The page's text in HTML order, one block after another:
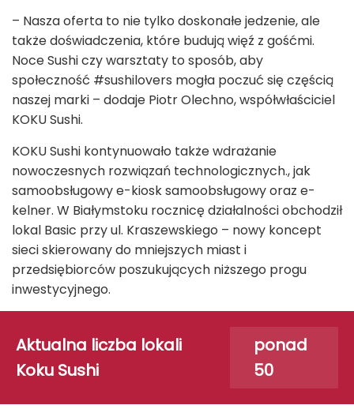
– Nasza oferta to nie tylko doskonałe jedzenie, ale
także doświadczenia, które budują więź z gośćmi.
Noce Sushi czy warsztaty to sposób, aby
społeczność #sushilovers mogła poczuć się częścią
naszej marki – dodaje Piotr Olechno, współwłaściciel
KOKU Sushi.
KOKU Sushi kontynuowało także wdrażanie
nowoczesnych rozwiązań technologicznych., jak
samoobsługowy e-kiosk samoobsługowy oraz e-
kelner. W Białymstoku rocznicę działalności obchodził
lokal Basic przy ul. Kraszewskiego – nowy koncept
sieci skierowany do mniejszych miast i
przedsiębiorców poszukujących niższego progu
inwestycyjnego.
Aktualna liczba lokali
Koku Sushi
ponad
50